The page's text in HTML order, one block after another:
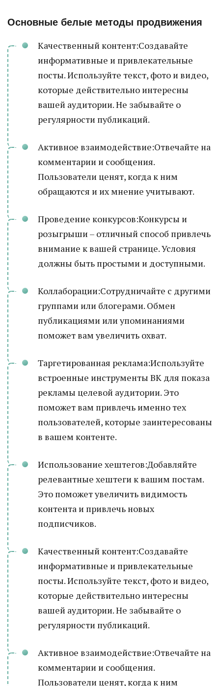
Основные белые методы продвижения
Качественный контент:Создавайте
информативные и привлекательные
посты. Используйте текст, фото и видео,
которые действительно интересны
вашей аудитории. Не забывайте о
регулярности публикаций.
Активное взаимодействие:Отвечайте на
комментарии и сообщения.
Пользователи ценят, когда к ним
обращаются и их мнение учитывают.
Проведение конкурсов:Конкурсы и
розыгрыши – отличный способ привлечь
внимание к вашей странице. Условия
должны быть простыми и доступными.
Коллаборации:Сотрудничайте с другими
группами или блогерами. Обмен
публикациями или упоминаниями
поможет вам увеличить охват.
Таргетированная реклама:Используйте
встроенные инструменты ВК для показа
рекламы целевой аудитории. Это
поможет вам привлечь именно тех
пользователей, которые заинтересованы
в вашем контенте.
Использование хештегов:Добавляйте
релевантные хештеги к вашим постам.
Это поможет увеличить видимость
контента и привлечь новых
подписчиков.
Качественный контент:Создавайте
информативные и привлекательные
посты. Используйте текст, фото и видео,
которые действительно интересны
вашей аудитории. Не забывайте о
регулярности публикаций.
Активное взаимодействие:Отвечайте на
комментарии и сообщения.
Пользователи ценят, когда к ним